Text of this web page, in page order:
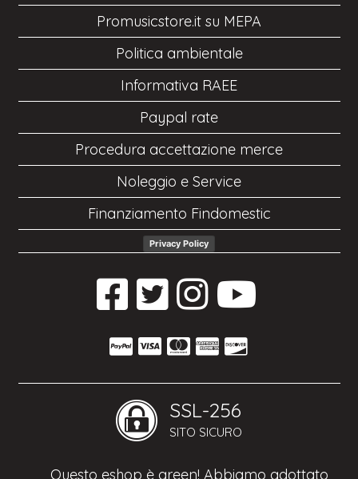
Promusicstore.it su MEPA
Politica ambientale
Informativa RAEE
Paypal rate
Procedura accettazione merce
Noleggio e Service
Finanziamento Findomestic
Privacy Policy
SSL-256
SITO SICURO
Questo eshop è green! Abbiamo adottato